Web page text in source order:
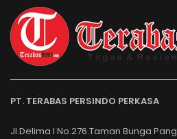
PT. TERABAS PERSINDO PERKASA
Jl.Delima I No.276.Taman Bunga